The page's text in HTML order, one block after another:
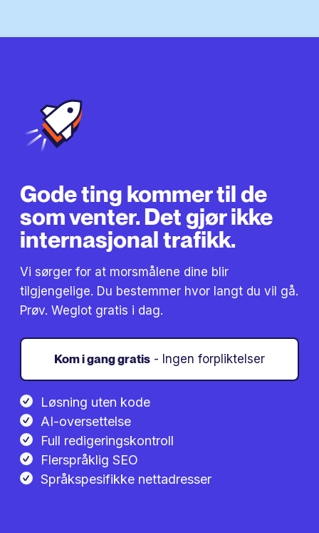
Gode ​​ting kommer til de
som venter. Det gjør ikke
internasjonal trafikk.
Vi sørger for at morsmålene dine blir
tilgjengelige. Du bestemmer hvor langt du vil gå.
Prøv. Weglot gratis i dag.
Kom i gang gratis - Ingen forpliktelser
Løsning uten kode
AI-oversettelse
Full redigeringskontroll
Flerspråklig SEO
Språkspesifikke nettadresser